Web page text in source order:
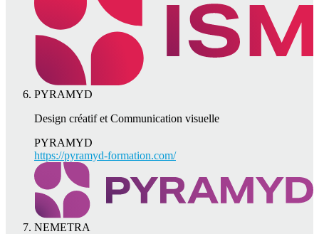
PYRAMYD
Design créatif et Communication visuelle
PYRAMYD
https://pyramyd-formation.com/
NEMETRA